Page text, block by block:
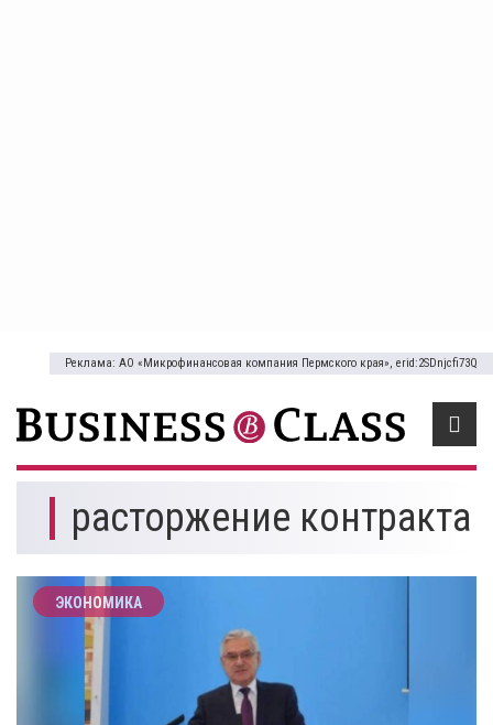
Реклама: АО «Микрофинансовая компания Пермского края», erid:2SDnjcfi73Q
расторжение контракта
ЭКОНОМИКА